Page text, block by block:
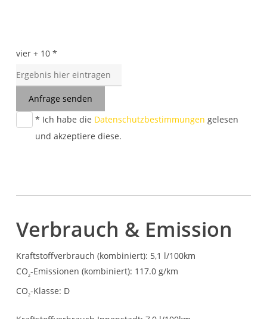
vier + 10 *
Anfrage senden
* Ich habe die Datenschutzbestimmungen gelesen
und akzeptiere diese.
Verbrauch & Emission
Kraftstoffverbrauch (kombiniert): 5,1 l/100km
CO2-Emissionen (kombiniert): 117.0 g/km
CO2-Klasse: D